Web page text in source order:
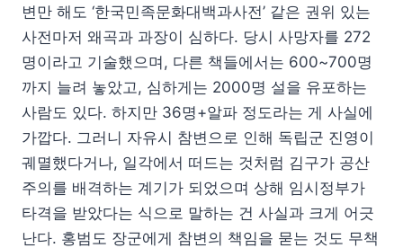
변만 해도 ‘한국민족문화대백과사전’ 같은 권위 있는
사전마저 왜곡과 과장이 심하다. 당시 사망자를 272
명이라고 기술했으며, 다른 책들에서는 600~700명
까지 늘려 놓았고, 심하게는 2000명 설을 유포하는
사람도 있다. 하지만 36명+알파 정도라는 게 사실에
가깝다. 그러니 자유시 참변으로 인해 독립군 진영이
궤멸했다거나, 일각에서 떠드는 것처럼 김구가 공산
주의를 배격하는 계기가 되었으며 상해 임시정부가
타격을 받았다는 식으로 말하는 건 사실과 크게 어긋
난다. 홍범도 장군에게 참변의 책임을 묻는 것도 무책